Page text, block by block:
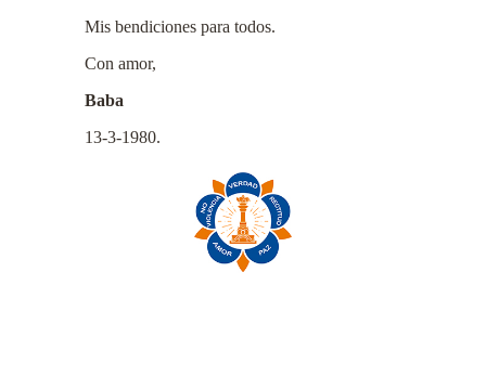
Mis bendiciones para todos.
Con amor,
Baba
13-3-1980.